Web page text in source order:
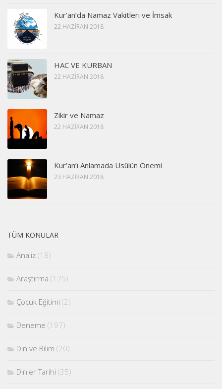
Kur’an’da Namaz Vakitleri ve İmsak
22 HAZIRAN 2018
HAC VE KURBAN
22 HAZIRAN 2018
Zikir ve Namaz
22 HAZIRAN 2018
Kur’an’ı Anlamada Usûlün Önemi
23 HAZIRAN 2018
TÜM KONULAR
Analiz (18)
Araştırma (175)
Çocuk Eğitimi (2)
Deneme (197)
Din ve Bilim (20)
Dinler Tarihi (35)